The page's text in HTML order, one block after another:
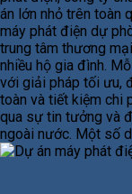
án lớn nhỏ trên toàn
máy phát điện dự
trung tâm thương
nhiều hộ gia đình.
với giải pháp tối ưu,
toàn và tiết kiệm chi
qua sự tin tưởng và
ngoài nước. Một số